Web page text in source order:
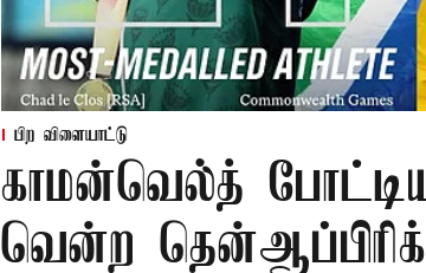
பிற விளையாட்டு
காமன்வெல்த்
வென்ற